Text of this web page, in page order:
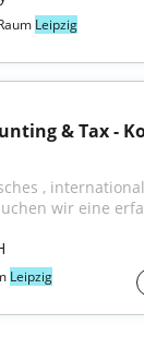
Leipzig
& Tax -
,
wir eine
Leipzig